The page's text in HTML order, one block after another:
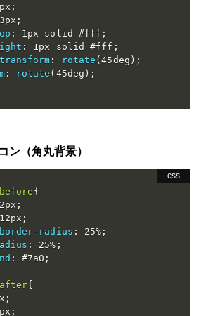
;
;
: 1px solid #fff ;
: 1px solid #fff ;
: rotate (45deg ) ;
: rotate ( 45deg ) ;
ン（角丸背景）
{
;
;
radius : 25% ;
: 25% ;
: #7a0 ;
{
;
;